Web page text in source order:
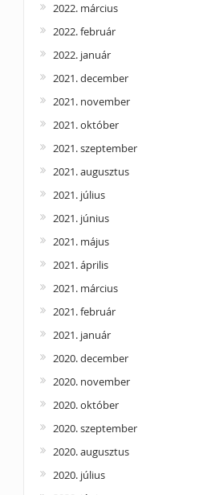
2022. március
2022. február
2022. január
2021. december
2021. november
2021. október
2021. szeptember
2021. augusztus
2021. július
2021. június
2021. május
2021. április
2021. március
2021. február
2021. január
2020. december
2020. november
2020. október
2020. szeptember
2020. augusztus
2020. július